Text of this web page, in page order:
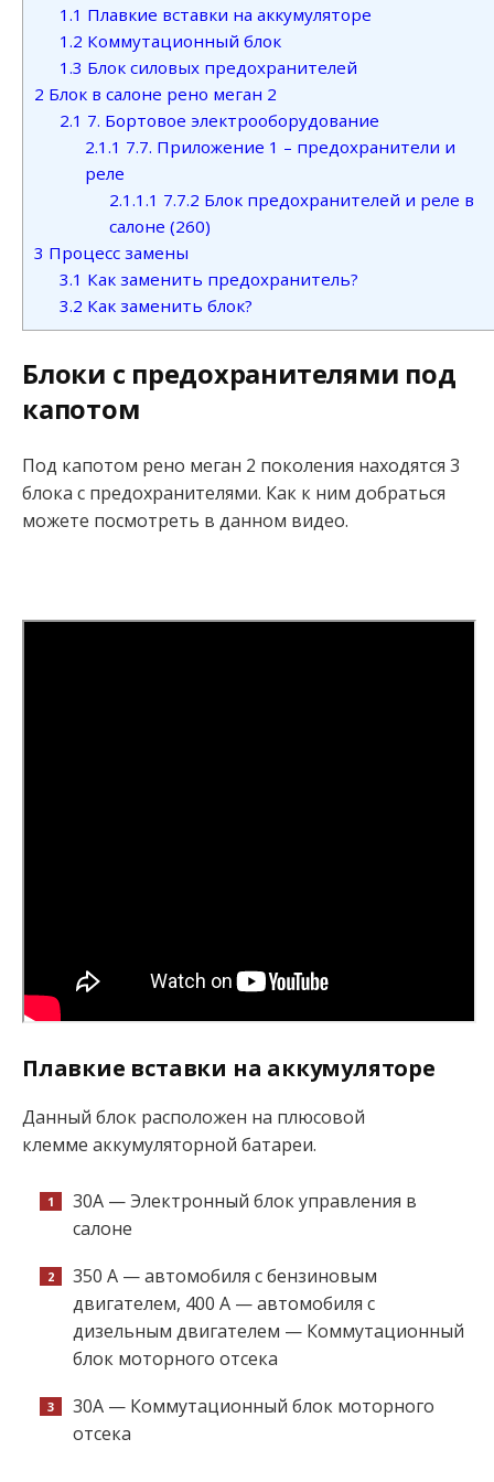
1.1 Плавкие вставки на аккумуляторе
1.2 Коммутационный блок
1.3 Блок силовых предохранителей
2 Блок в салоне рено меган 2
2.1 7. Бортовое электрооборудование
2.1.1 7.7. Приложение 1 – предохранители и
реле
2.1.1.1 7.7.2 Блок предохранителей и реле в
салоне (260)
3 Процесс замены
3.1 Как заменить предохранитель?
3.2 Как заменить блок?
Блоки с предохранителями под
капотом
Под капотом рено меган 2 поколения находятся 3
блока с предохранителями. Как к ним добраться
можете посмотреть в данном видео.
Плавкие вставки на аккумуляторе
Данный блок расположен на плюсовой
клемме аккумуляторной батареи.
30А — Электронный блок управления в
салоне
350 А — автомобиля с бензиновым
двигателем, 400 А — автомобиля с
дизельным двигателем — Коммутационный
блок моторного отсека
30А — Коммутационный блок моторного
отсека